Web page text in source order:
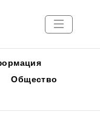
Общество